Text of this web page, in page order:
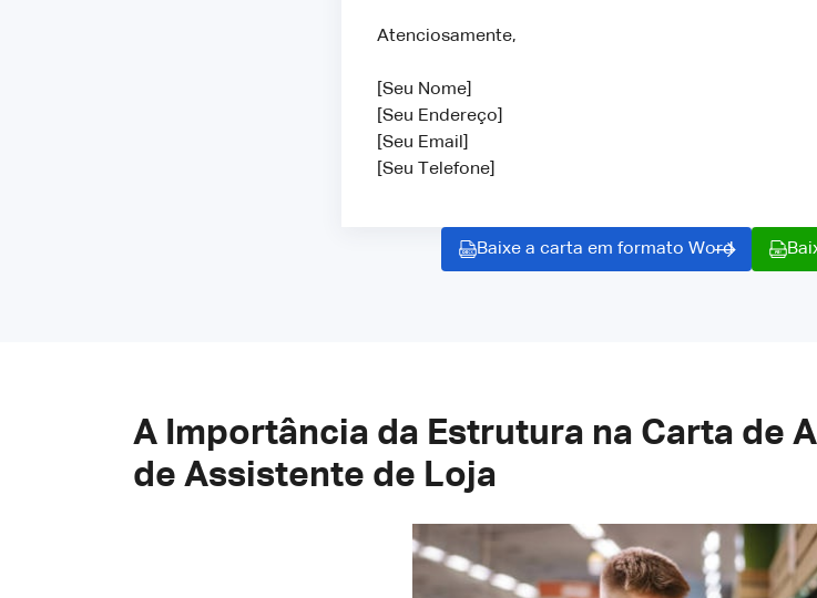
Atenciosamente,
[Seu Nome]
[Seu Endereço]
[Seu Email]
[Seu Telefone]
Baixe a carta em formato Word
A Importância da Estrutura na Carta de
de Assistente de Loja